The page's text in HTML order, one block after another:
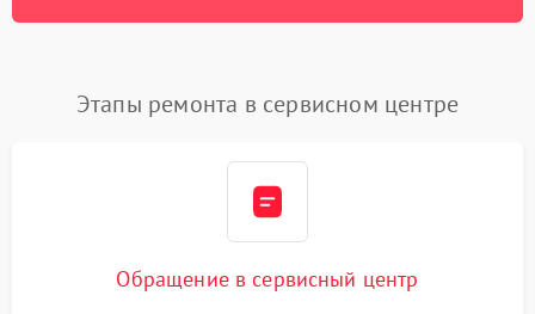
Этапы ремонта в сервисном центре
Обращение в сервисный центр